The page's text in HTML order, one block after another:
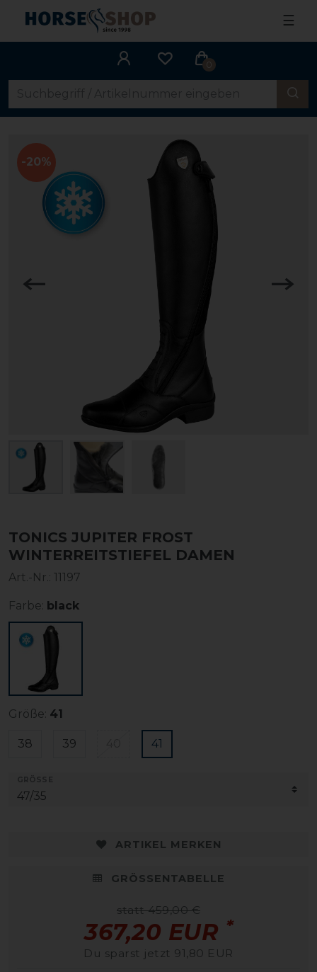
☰
0
-20%
TONICS JUPITER FROST
WINTERREITSTIEFEL DAMEN
Art.-Nr.: 11197
Farbe: black
Größe: 41
38 39 41
ARTIKEL MERKEN
GRÖSSENTABELLE
statt 459,00 €
367,20 EUR *
Du sparst jetzt 91,80 EUR